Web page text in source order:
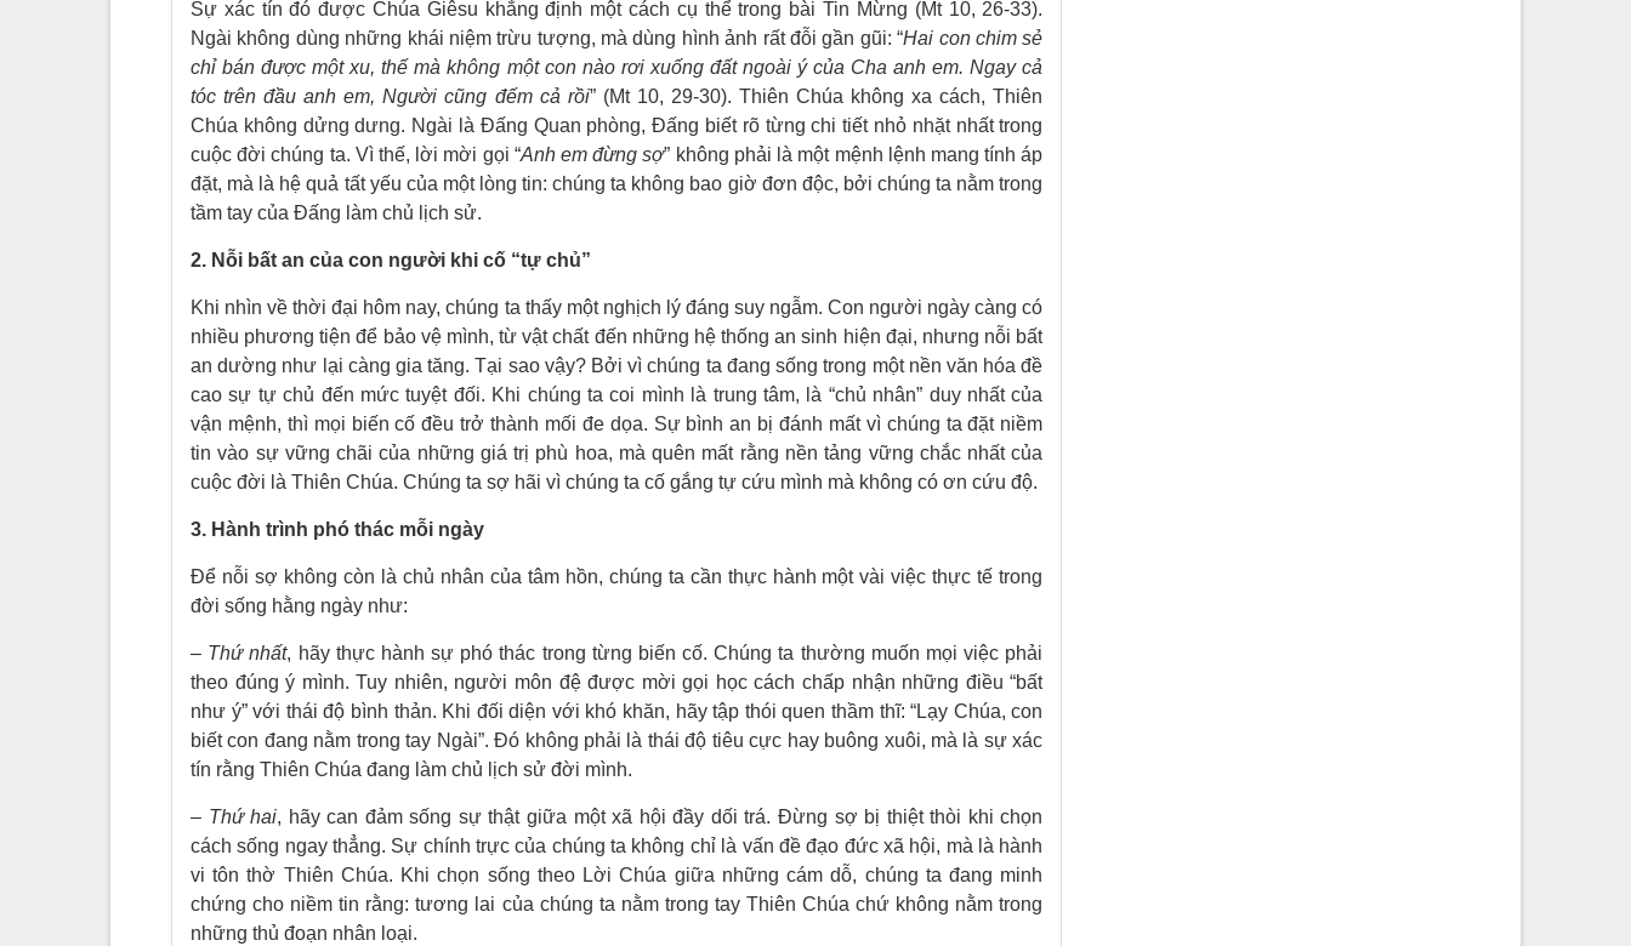
Sự xác tín đó được Chúa Giêsu khẳng định một cách cụ thể trong bài Tin Mừng (Mt 10, 26-33).
Ngài không dùng những khái niệm trừu tượng, mà dùng hình ảnh rất đỗi gần gũi: “Hai con chim sẻ
chỉ bán được một xu, thế mà không một con nào rơi xuống đất ngoài ý của Cha anh em. Ngay cả
tóc trên đầu anh em, Người cũng đếm cả rồi” (Mt 10, 29-30). Thiên Chúa không xa cách, Thiên
Chúa không dửng dưng. Ngài là Đấng Quan phòng, Đấng biết rõ từng chi tiết nhỏ nhặt nhất trong
cuộc đời chúng ta. Vì thế, lời mời gọi “Anh em đừng sợ” không phải là một mệnh lệnh mang tính áp
đặt, mà là hệ quả tất yếu của một lòng tin: chúng ta không bao giờ đơn độc, bởi chúng ta nằm trong
tầm tay của Đấng làm chủ lịch sử.
2. Nỗi bất an của con người khi cố “tự chủ”
Khi nhìn về thời đại hôm nay, chúng ta thấy một nghịch lý đáng suy ngẫm. Con người ngày càng có
nhiều phương tiện để bảo vệ mình, từ vật chất đến những hệ thống an sinh hiện đại, nhưng nỗi bất
an dường như lại càng gia tăng. Tại sao vậy? Bởi vì chúng ta đang sống trong một nền văn hóa đề
cao sự tự chủ đến mức tuyệt đối. Khi chúng ta coi mình là trung tâm, là “chủ nhân” duy nhất của
vận mệnh, thì mọi biến cố đều trở thành mối đe dọa. Sự bình an bị đánh mất vì chúng ta đặt niềm
tin vào sự vững chãi của những giá trị phù hoa, mà quên mất rằng nền tảng vững chắc nhất của
cuộc đời là Thiên Chúa. Chúng ta sợ hãi vì chúng ta cố gắng tự cứu mình mà không có ơn cứu độ.
3. Hành trình phó thác mỗi ngày
Để nỗi sợ không còn là chủ nhân của tâm hồn, chúng ta cần thực hành một vài việc thực tế trong
đời sống hằng ngày như:
– Thứ nhất, hãy thực hành sự phó thác trong từng biến cố. Chúng ta thường muốn mọi việc phải
theo đúng ý mình. Tuy nhiên, người môn đệ được mời gọi học cách chấp nhận những điều “bất
như ý” với thái độ bình thản. Khi đối diện với khó khăn, hãy tập thói quen thầm thĩ: “Lạy Chúa, con
biết con đang nằm trong tay Ngài”. Đó không phải là thái độ tiêu cực hay buông xuôi, mà là sự xác
tín rằng Thiên Chúa đang làm chủ lịch sử đời mình.
– Thứ hai, hãy can đảm sống sự thật giữa một xã hội đầy dối trá. Đừng sợ bị thiệt thòi khi chọn
cách sống ngay thẳng. Sự chính trực của chúng ta không chỉ là vấn đề đạo đức xã hội, mà là hành
vi tôn thờ Thiên Chúa. Khi chọn sống theo Lời Chúa giữa những cám dỗ, chúng ta đang minh
chứng cho niềm tin rằng: tương lai của chúng ta nằm trong tay Thiên Chúa chứ không nằm trong
những thủ đoạn nhân loại.